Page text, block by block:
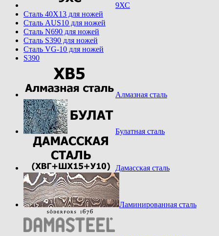
9ХС
Cталь 40Х13 для ножей
Cталь AUS10 для ножей
Cталь N690 для ножей
Cталь S390 для ножей
Cталь VG-10 для ножей
S390
Алмазная сталь
Булатная сталь
Дамасская сталь
Ламинированная сталь